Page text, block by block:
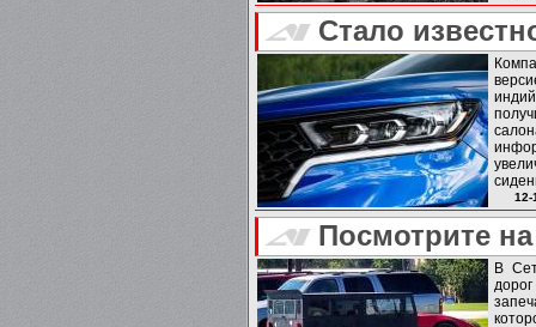
Стало
12-
Посмотрите
В